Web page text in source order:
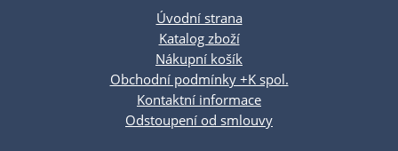
Úvodní strana
Katalog zboží
Nákupní košík
Obchodní podmínky +K spol.
Kontaktní informace
Odstoupení od smlouvy